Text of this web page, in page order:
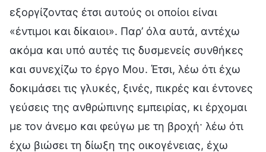
εξοργίζοντας έτσι αυτούς οι οποίοι είναι
«έντιμοι και δίκαιοι». Παρ’ όλα αυτά, αντέχω
ακόμα και υπό αυτές τις δυσμενείς συνθήκες
και συνεχίζω το έργο Μου. Έτσι, λέω ότι έχω
δοκιμάσει τις γλυκές, ξινές, πικρές και έντονες
γεύσεις της ανθρώπινης εμπειρίας, κι έρχομαι
με τον άνεμο και φεύγω με τη βροχή· λέω ότι
έχω βιώσει τη δίωξη της οικογένειας, έχω